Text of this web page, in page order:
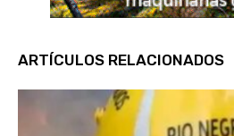
ARTÍCULOS RELACIONADOS